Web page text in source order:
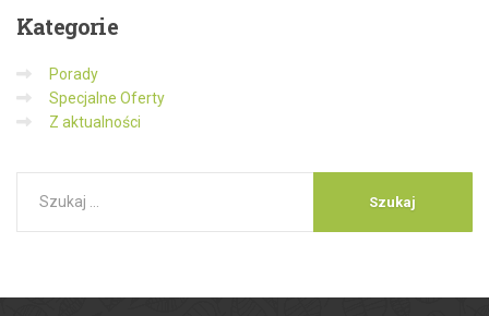
Kategorie
Porady
Specjalne Oferty
Z aktualności